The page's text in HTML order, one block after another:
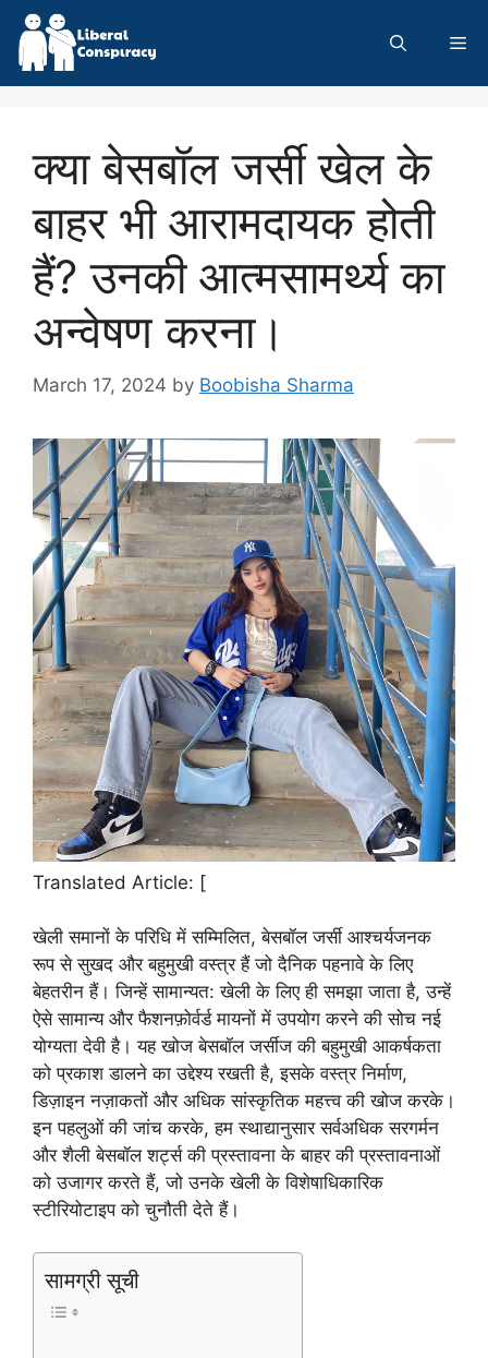
Skip
content
क्या बेसबॉल जर्सी खेल के
बाहर भी आरामदायक होती
हैं? उनकी आत्मसामर्थ्य का
अन्वेषण करना।
March 17, 2024 by Boobisha Sharma
Translated Article: [
खेली समानों के परिधि में सम्मिलित, बेसबॉल जर्सी आश्चर्यजनक
रूप से सुखद और बहुमुखी वस्त्र हैं जो दैनिक पहनावे के लिए
बेहतरीन हैं। जिन्हें सामान्यत: खेली के लिए ही समझा जाता है, उन्हें
ऐसे सामान्य और फैशनफ़ोर्वर्ड मायनों में उपयोग करने की सोच नई
योग्यता देवी है। यह खोज बेसबॉल जर्सीज की बहुमुखी आकर्षकता
को प्रकाश डालने का उद्देश्य रखती है, इसके वस्त्र निर्माण,
डिज़ाइन नज़ाकतों और अधिक सांस्कृतिक महत्त्व की खोज करके।
इन पहलुओं की जांच करके, हम स्थाद्यानुसार सर्वअधिक सरगर्मन
और शैली बेसबॉल शर्ट्स की प्रस्तावना के बाहर की प्रस्तावनाओं
को उजागर करते हैं, जो उनके खेली के विशेषाधिकारिक
स्टीरियोटाइप को चुनौती देते हैं।
सामग्री सूची